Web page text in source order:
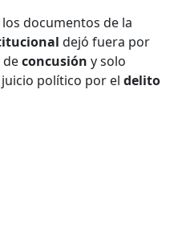
documentos de la
dejó fuera por
deconcusión y solo
juicio político por eldelito